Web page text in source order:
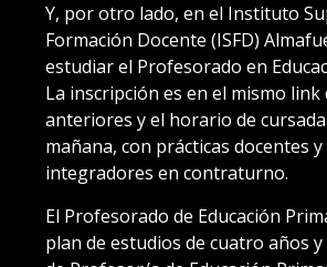
Y, por otro lado, en el Instituto
Formación Docente (ISFD)
estudiar el Profesorado en
La inscripción es en el mismo link
anteriores y el horario de
mañana, con prácticas docentes
integradores en contraturno.
El Profesorado de Educación
plan de estudios de cuatro años